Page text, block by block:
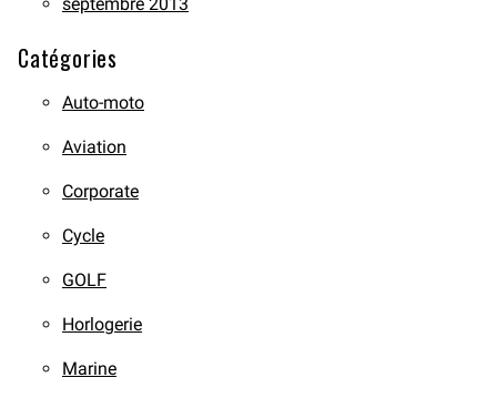
Catégories
Auto-moto
Aviation
Corporate
Cycle
GOLF
Horlogerie
Marine